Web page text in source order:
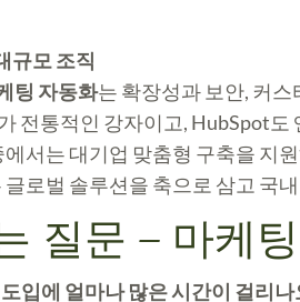
규모 조직
팅 자동화는 확장성과 보안, 커
전통적인 강자이고, HubSpot
에서는 대기업 맞춤형 구축을 지
글로벌 솔루션을 축으로 삼고 국
질문 – 마케
입에 얼마나 많은 시간이 걸리나